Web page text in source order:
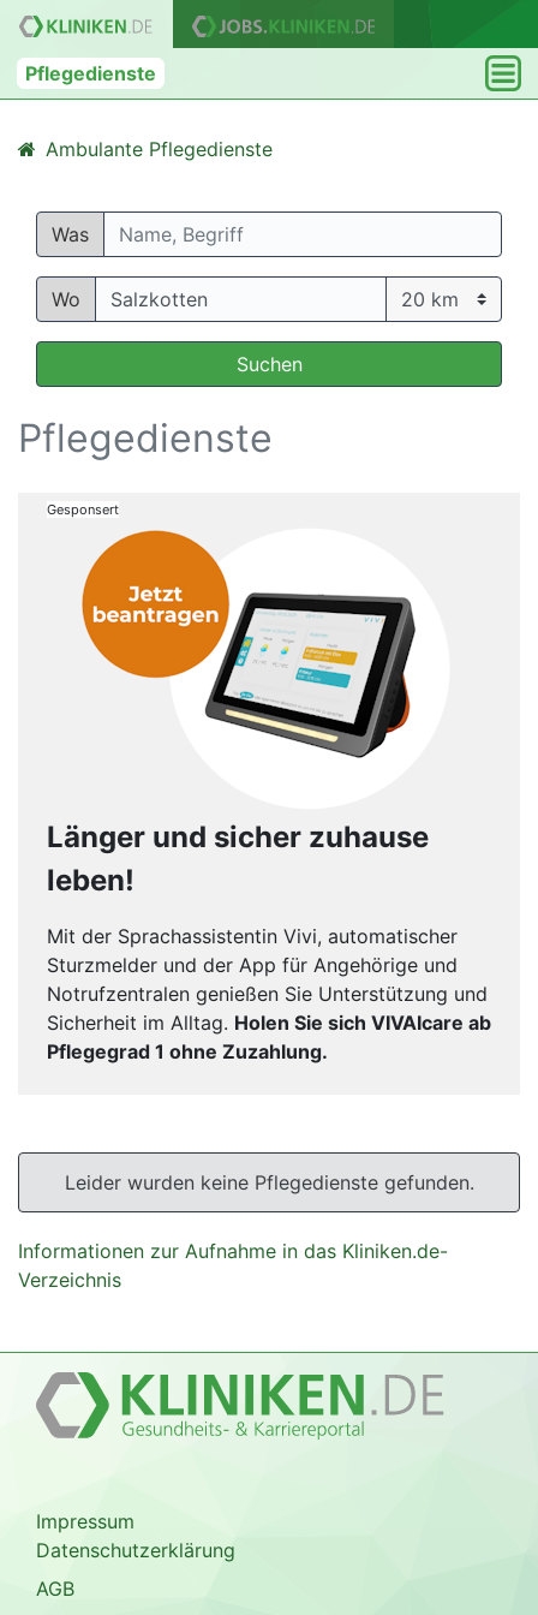
Pflegedienste
Ambulante Pflegedienste
Was
Wo
Suchen
Pflegedienste
Gesponsert
Länger und sicher zuhause
leben!
Mit der Sprachassistentin Vivi, automatischer
Sturzmelder und der App für Angehörige und
Notrufzentralen genießen Sie Unterstützung und
Sicherheit im Alltag. Holen Sie sich VIVAIcare ab
Pflegegrad 1 ohne Zuzahlung.
Leider wurden keine Pflegedienste gefunden.
Informationen zur Aufnahme in das Kliniken.de-
Verzeichnis
Impressum
Datenschutzerklärung
AGB